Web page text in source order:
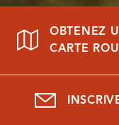
OBTENEZ
CARTE